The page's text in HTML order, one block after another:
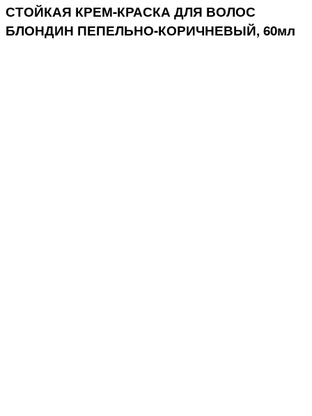
СТОЙКАЯ КРЕМ-КРАСКА ДЛЯ ВОЛОС
БЛОНДИН ПЕПЕЛЬНО-КОРИЧНЕВЫЙ, 60мл